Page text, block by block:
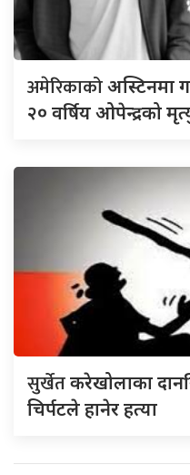
अमेरिकाकोअस्टिनमा
२० वर्षिय ओपेन्द्रको
सुर्खेतकरेखोलाका
चिर्पटले हानेर हत्या